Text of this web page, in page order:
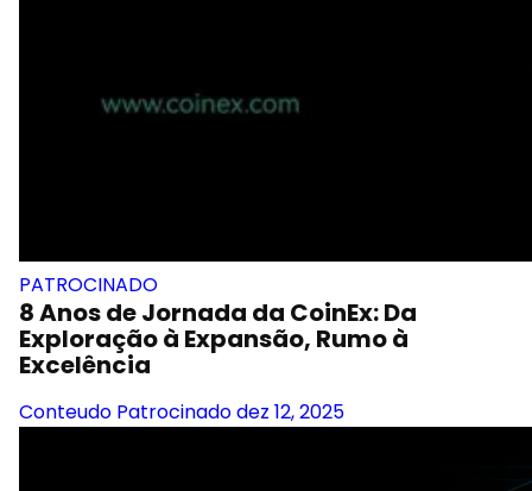
PATROCINADO
8 Anos de Jornada da CoinEx: Da
Exploração à Expansão, Rumo à
Excelência
Conteudo Patrocinadodez 12, 2025